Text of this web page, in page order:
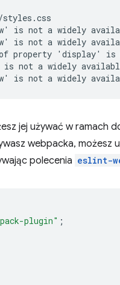
styles.css
is not a widely
is not a widely
property 'display'
not a widely
jej używać w ramach
webpacka,
polecenia eslint-
plugin" ;